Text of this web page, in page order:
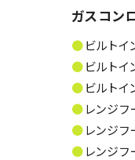
ガスコン
ビルトイ
ビルトイ
ビルトイ
レンジフ
レンジフ
レンジフ